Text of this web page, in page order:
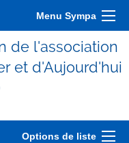
Menu Sympa
de l'association
et d'Aujourd'hui
Options de liste